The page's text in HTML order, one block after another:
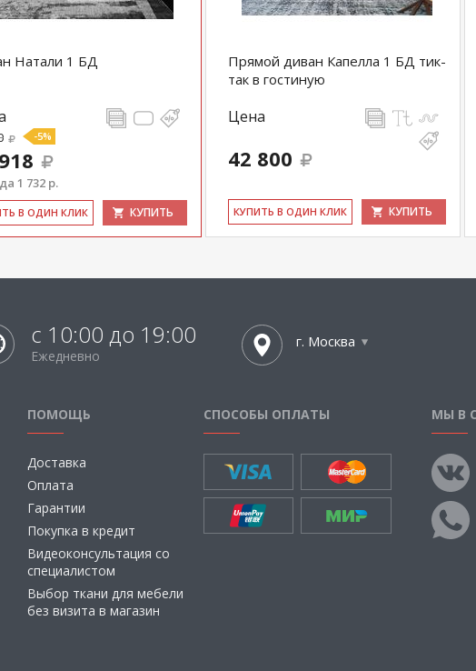
Натали 1 БД
-5%
1 732 р.
В ОДИН КЛИК КУПИТЬ
Прямой диван Капелла 1 БД тик-
так в гостиную
Цена
42 800
КУ­ПИТЬ В ОДИН КЛИК КУПИТЬ
с 10:00 до 19:00
Ежедневно
г. Москва
ПОМОЩЬ
Доставка
Оплата
Гарантии
Покупка в кредит
Видеоконсультация со
специалистом
Выбор ткани для мебели
без визита в магазин
СПОСОБЫ ОПЛАТЫ МЫ В